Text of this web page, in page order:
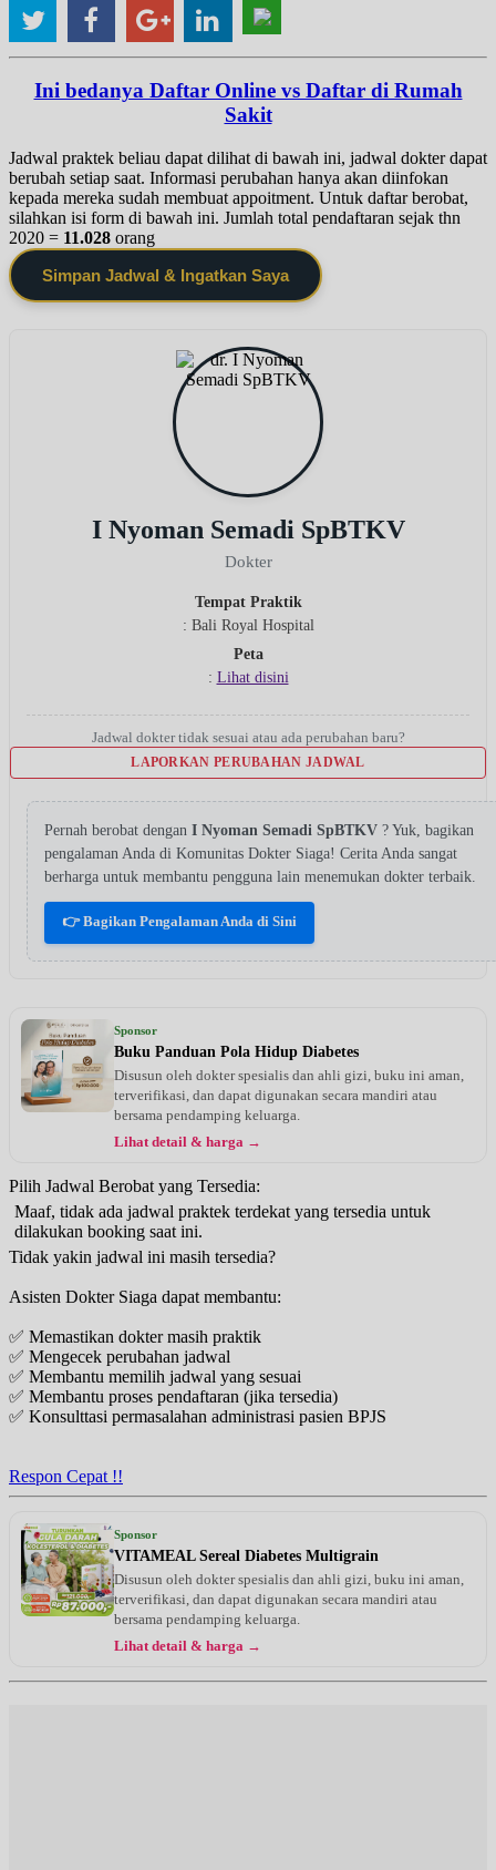
Ini bedanya Daftar Online vs Daftar di Rumah
Sakit
Jadwal praktek beliau dapat dilihat di bawah ini, jadwal dokter dapat
berubah setiap saat. Informasi perubahan hanya akan diinfokan
kepada mereka sudah membuat appoitment. Untuk daftar berobat,
silahkan isi form di bawah ini. Jumlah total pendaftaran sejak thn
2020 = 11.028 orang
Simpan Jadwal & Ingatkan Saya
I Nyoman Semadi SpBTKV
Dokter
Tempat Praktik
: Bali Royal Hospital
Peta
: Lihat disini
Jadwal dokter tidak sesuai atau ada perubahan baru?
LAPORKAN PERUBAHAN JADWAL
Pernah berobat dengan I Nyoman Semadi SpBTKV ? Yuk, bagikan
pengalaman Anda di Komunitas Dokter Siaga! Cerita Anda sangat
berharga untuk membantu pengguna lain menemukan dokter terbaik.
👉 Bagikan Pengalaman Anda di Sini
Sponsor
Buku Panduan Pola Hidup Diabetes
Disusun oleh dokter spesialis dan ahli gizi, buku ini aman,
terverifikasi, dan dapat digunakan secara mandiri atau
bersama pendamping keluarga.
Lihat detail & harga →
Pilih Jadwal Berobat yang Tersedia:
Maaf, tidak ada jadwal praktek terdekat yang tersedia untuk
dilakukan booking saat ini.
Tidak yakin jadwal ini masih tersedia?
Asisten Dokter Siaga dapat membantu:
✅ Memastikan dokter masih praktik
✅ Mengecek perubahan jadwal
✅ Membantu memilih jadwal yang sesuai
✅ Membantu proses pendaftaran (jika tersedia)
✅ Konsulttasi permasalahan administrasi pasien BPJS
Respon Cepat !!
Sponsor
VITAMEAL Sereal Diabetes Multigrain
Disusun oleh dokter spesialis dan ahli gizi, buku ini aman,
terverifikasi, dan dapat digunakan secara mandiri atau
bersama pendamping keluarga.
Lihat detail & harga →